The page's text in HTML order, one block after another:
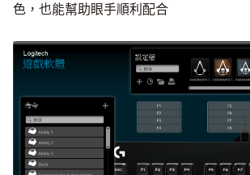
色，也能幫助眼手順利配合